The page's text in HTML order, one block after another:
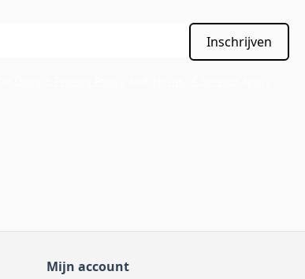
Inschrijven
Mijn account